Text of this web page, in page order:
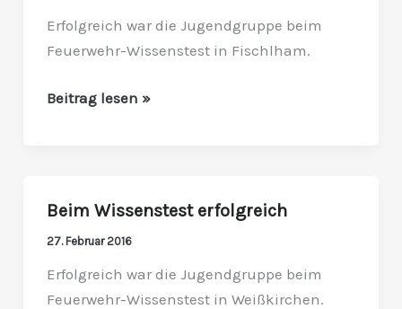
Erfolgreich war die Jugendgruppe beim
Feuerwehr-Wissenstest in Fischlham.
Beitrag lesen »
Beim Wissenstest erfolgreich
27. Februar 2016
Erfolgreich war die Jugendgruppe beim
Feuerwehr-Wissenstest in Weißkirchen.
Beim
Wissenstest